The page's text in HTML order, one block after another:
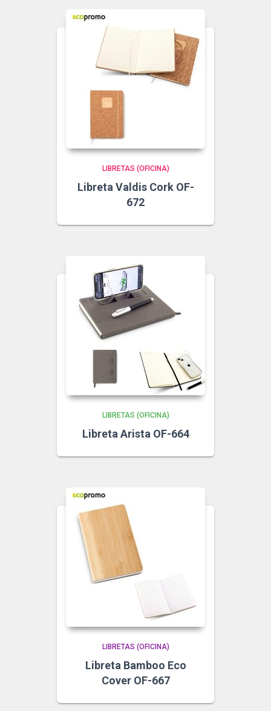
LIBRETAS (OFICINA)
Libreta Valdis Cork OF-
672
LIBRETAS (OFICINA)
Libreta Arista OF-664
LIBRETAS (OFICINA)
Libreta Bamboo Eco
Cover OF-667